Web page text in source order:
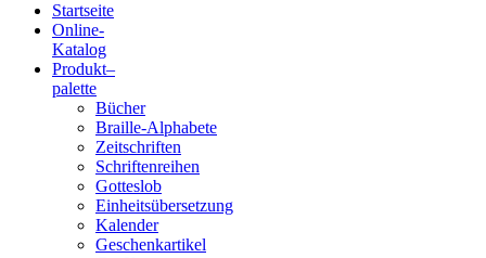
Blindenschrift-
Verlag
Druckerei
gGmbH
Startseite
Online-
Katalog
Produkt–
palette
Bücher
Braille-Alphabete
Zeitschriften
Schriftenreihen
Gotteslob
Einheitsübersetzung
Kalender
Geschenkartikel